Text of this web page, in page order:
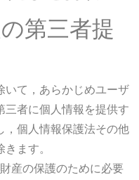
第三者提
いて，あらかじめユーザ
三者に個人情報を提供す
，個人情報保護法その他
ます。
産の保護のために必要